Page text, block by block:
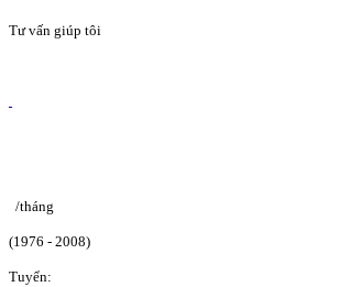
Tư vấn giúp tôi
/tháng
(1976 - 2008)
Tuyển: